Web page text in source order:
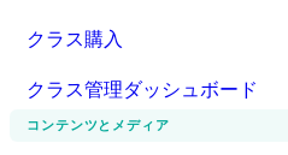
クラス購入
クラス管理ダッシュボード
コンテンツとメディア